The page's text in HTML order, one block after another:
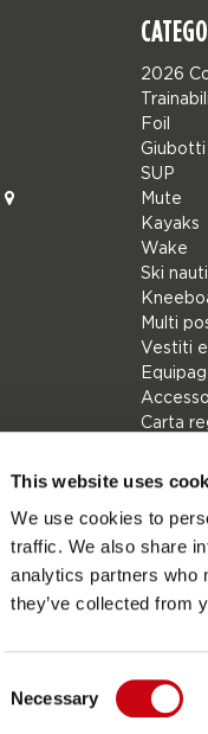
This website uses
We use cookies to
traffic. We also share
analytics partners who
they’ve collected from
Selection
Necessary
2026
Trainabili
Foil
SUP
Mute
Kayaks
Wake
Ski
Multi
Vestiti
Carta
SALE
Mix &
Pezzi di